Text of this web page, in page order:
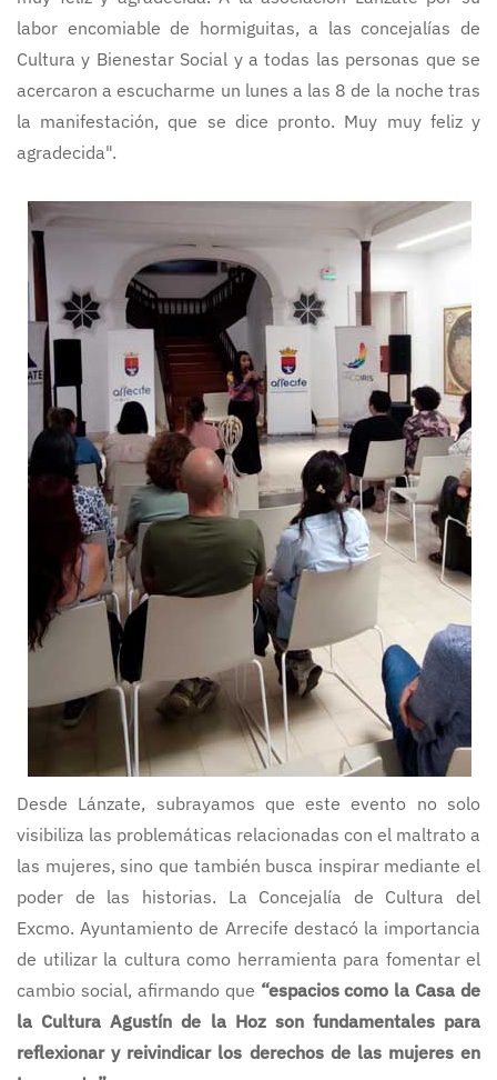
labor encomiable de hormiguitas, a las concejalías de
Cultura y Bienestar Social y a todas las personas que se
acercaron a escucharme un lunes a las 8 de la noche tras
la manifestación, que se dice pronto. Muy muy feliz y
agradecida".
Desde Lánzate, subrayamos que este evento no solo
visibiliza las problemáticas relacionadas con el maltrato a
las mujeres, sino que también busca inspirar mediante el
poder de las historias. La Concejalía de Cultura del
Excmo. Ayuntamiento de Arrecife destacó la importancia
de utilizar la cultura como herramienta para fomentar el
cambio social, afirmando que “espacios como la Casa de
la Cultura Agustín de la Hoz son fundamentales para
reflexionar y reivindicar los derechos de las mujeres en